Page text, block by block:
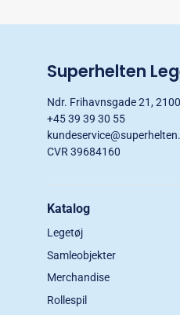
Superhelten
Ndr. Frihavnsgade 21,
+45 39 39 30 55
CVR 39684160
Katalog
Legetøj
Samleobjekter
Merchandise
Rollespil